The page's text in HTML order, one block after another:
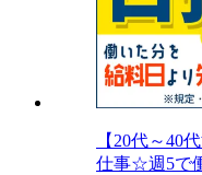
【20代～40
仕事☆週5で